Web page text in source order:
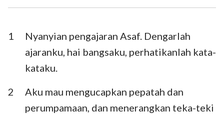
Ezra Nehemia
Ester Ayub
Mazmur Amsal
Yesaya Yeremia
1
Nyanyian pengajaran Asaf. Dengarlah
ajaranku, hai bangsaku, perhatikanlah kata-
kataku.
2
Aku mau mengucapkan pepatah dan
perumpamaan, dan menerangkan teka-teki